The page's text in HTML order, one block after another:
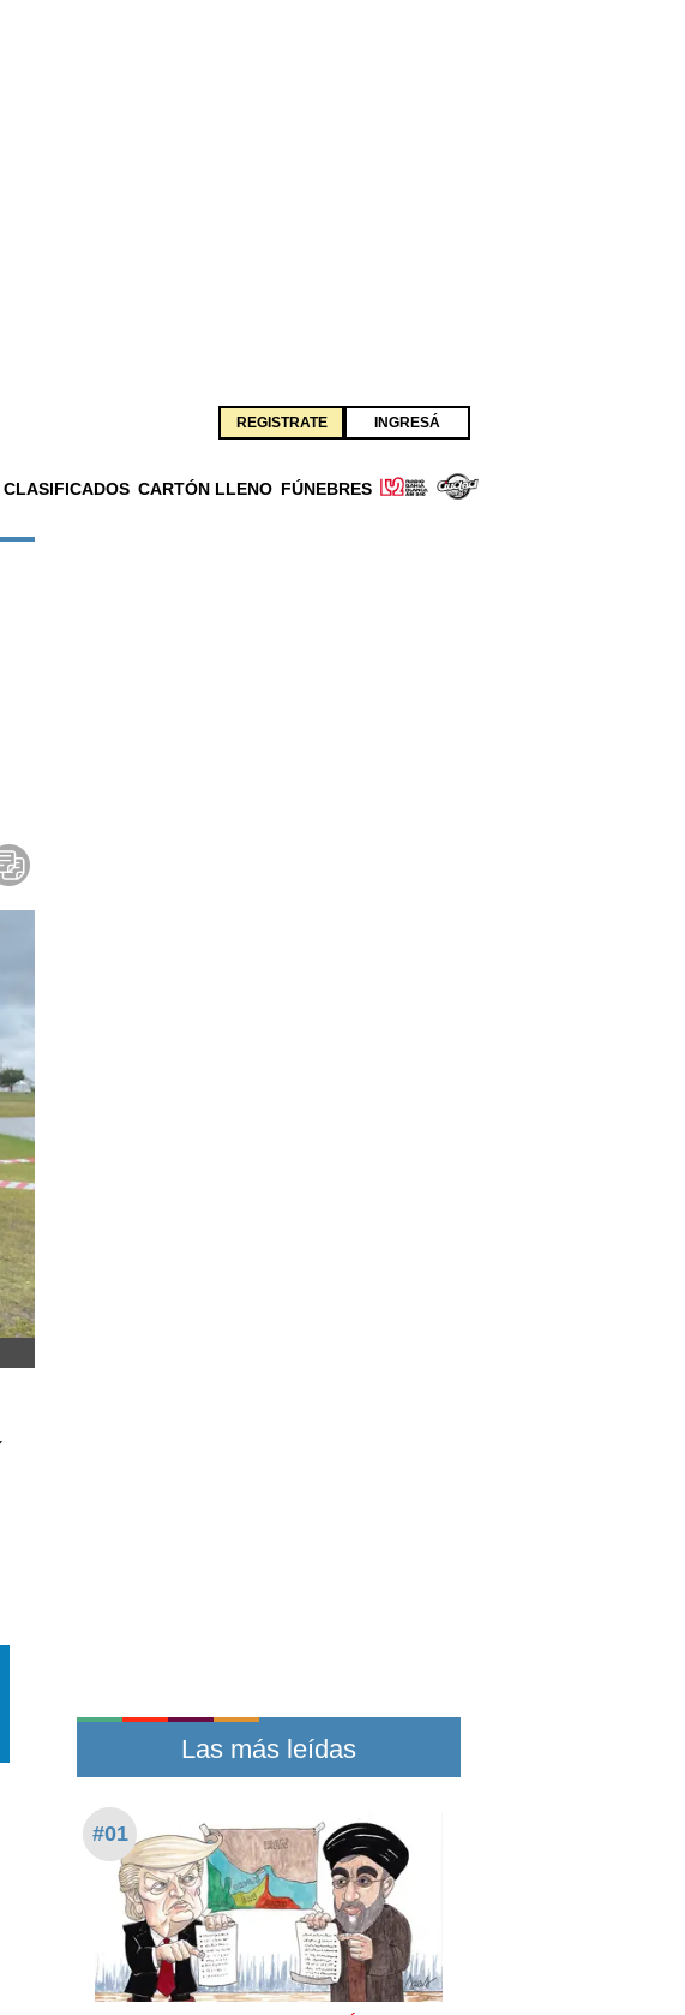
REGISTRATE INGRESÁ
CLASIFICADOS CARTÓN LLENO FÚNEBRES
Las más leídas
#01